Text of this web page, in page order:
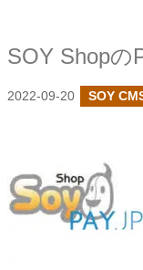
2022-09-20 SOY